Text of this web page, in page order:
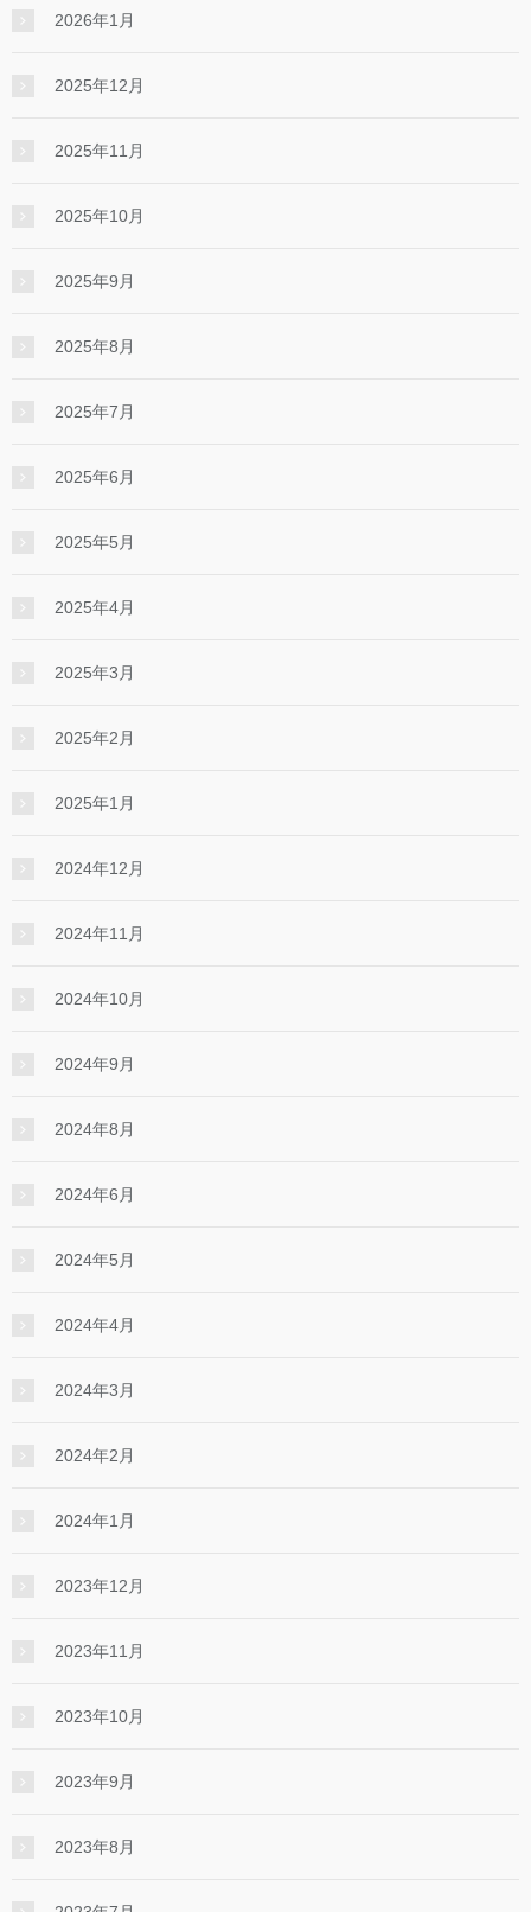
2026年1月
2025年12月
2025年11月
2025年10月
2025年9月
2025年8月
2025年7月
2025年6月
2025年5月
2025年4月
2025年3月
2025年2月
2025年1月
2024年12月
2024年11月
2024年10月
2024年9月
2024年8月
2024年6月
2024年5月
2024年4月
2024年3月
2024年2月
2024年1月
2023年12月
2023年11月
2023年10月
2023年9月
2023年8月